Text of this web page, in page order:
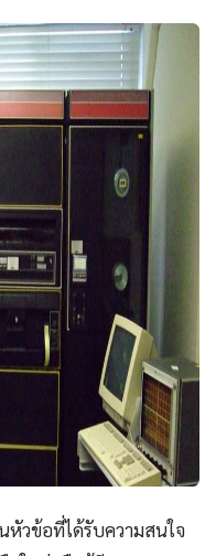
หัวข้อที่ได้รับความสนใจ